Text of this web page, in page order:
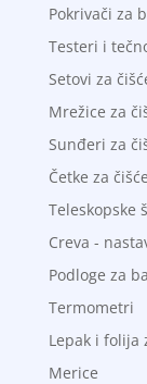
Pokrivači za
Testeri i
Setovi za
Mrežice za
Sunđeri za
Četke za
Teleskopske
Creva -
Podloge za
Termometri
Lepak i folija
Merice